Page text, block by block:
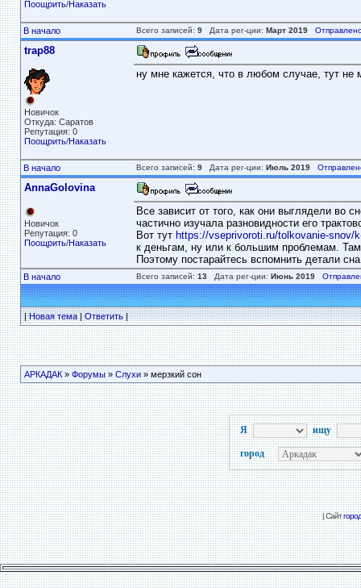
Поощрить/Наказать
В начало Всего записей: 9Дата рег-ции: Март 2019
trap88
Новичок
Откуда: Саратов
Репутация: 0
Поощрить/Наказать
ну мне кажется, что в любом случае, тут не
В начало Всего записей: 9Дата рег-ции: Июль 2019
AnnaGolovina
Новичок
Репутация: 0
Поощрить/Наказать
Все зависит от того, как они выглядели во
частично изучала разновидности его
Вот тут https://vseprivoroti.ru/tolkovanie-snov/
к деньгам, ну или к большим проблемам.
Поэтому постарайтесь вспомнить детали
В начало Всего записей: 13Дата рег-ции: Июнь 2019
|Новая тема|Ответить|
АРКАДАК» Форумы» Слухи» мерзкий сон
Я ищу
город
| Сайт